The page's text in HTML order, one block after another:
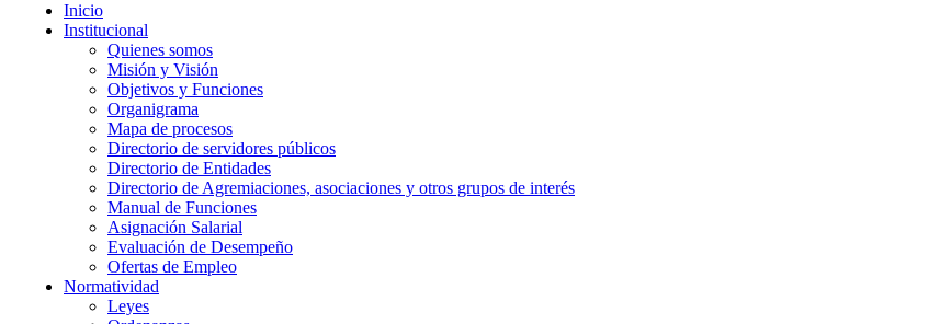
Inicio
Institucional
Quienes somos
Misión y Visión
Objetivos y Funciones
Organigrama
Mapa de procesos
Directorio de servidores públicos
Directorio de Entidades
Directorio de Agremiaciones, asociaciones y otros grupos de interés
Manual de Funciones
Asignación Salarial
Evaluación de Desempeño
Ofertas de Empleo
Normatividad
Leyes